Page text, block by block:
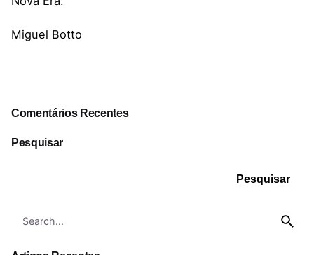
Comentários Recentes
Pesquisar
Pesquisar
Miguel Botto